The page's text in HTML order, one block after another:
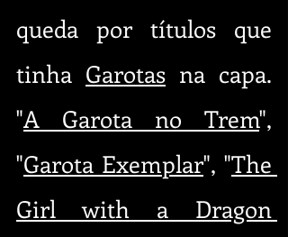
queda por títulos que
tinha Garotas na capa.
"A Garota no Trem",
"Garota Exemplar", "The
Girl with a Dragon